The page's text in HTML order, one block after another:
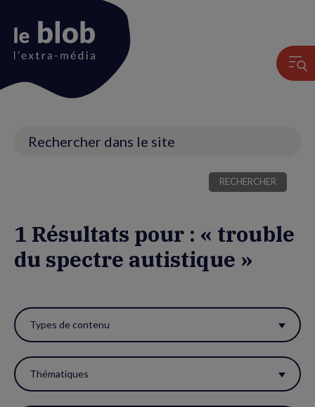
1 Résultats pour : « trouble
du spectre autistique »
ces
filtres
pour
réactualiser
Types de contenu
Thématiques